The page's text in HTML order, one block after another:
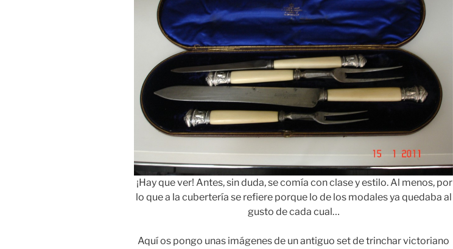
¡Hay que ver! Antes, sin duda, se comía con clase y estilo. Al menos, por
lo que a la cubertería se refiere porque lo de los modales ya quedaba al
gusto de cada cual…
Aquí os pongo unas imágenes de un antiguo set de trinchar victoriano